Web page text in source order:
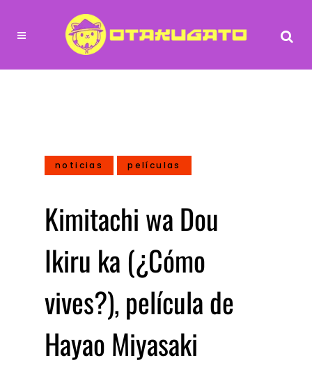
noticias películas
Kimitachi wa Dou
Ikiru ka (¿Cómo
vives?), película de
Hayao Miyasaki